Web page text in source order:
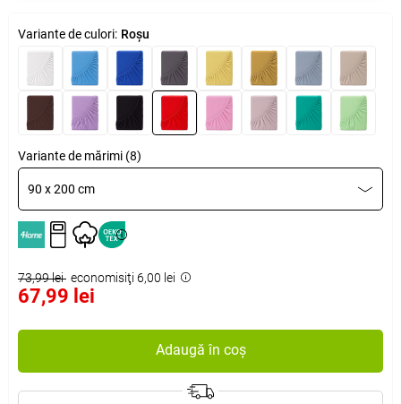
Variante de culori: Roșu
Variante de mărimi (8)
90 x 200 cm
73,99 lei economisiţi 6,00 lei
67,99 lei
Adaugă în coș